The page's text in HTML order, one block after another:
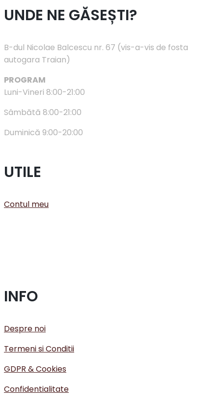
UNDE NE GĂSEȘTI?
B-dul Nicolae Balcescu nr. 67 (vis-a-vis de fosta
autogara Traian)
PROGRAM
Luni-Vineri 8:00-21:00
Sâmbătă 8:00-21:00
Duminică 9:00-20:00
UTILE
Contul meu
INFO
Despre noi
Termeni si Conditii
GDPR & Cookies
Confidentialitate